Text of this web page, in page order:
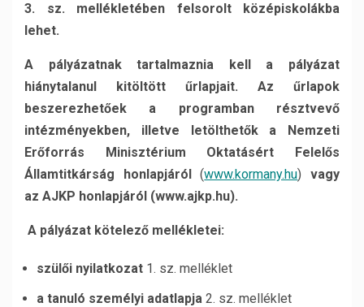
3. sz. mellékletében felsorolt középiskolákba
lehet.
A pályázatnak tartalmaznia kell a pályázat
hiánytalanul kitöltött űrlapjait. Az űrlapok
beszerezhetőek a programban résztvevő
intézményekben, illetve letölthetők a Nemzeti
Erőforrás Minisztérium Oktatásért Felelős
Államtitkárság honlapjáról(www.kormany.hu) vagy
az AJKP honlapjáról (www.ajkp.hu).
A pályázat kötelező mellékletei:
szülői nyilatkozat 1. sz. melléklet
a tanuló személyi adatlapja 2. sz. melléklet